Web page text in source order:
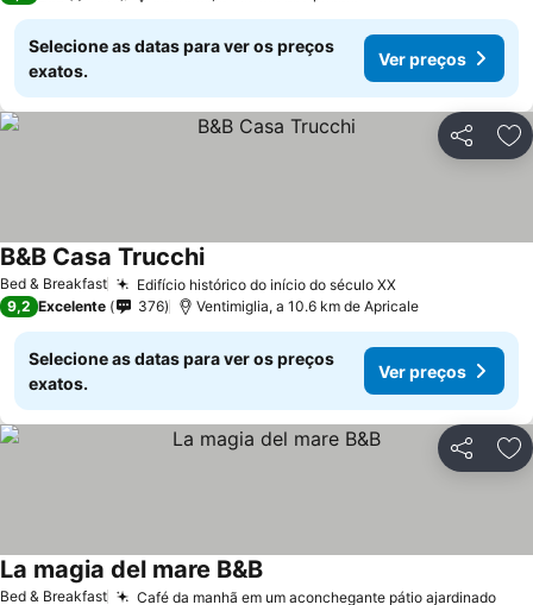
Selecione as datas para ver os preços
exatos.
Ver preços
Partilhar
Bed & Breakfast Edifício histórico do início do século XX
B&B Casa Trucchi
9,2 Excelente 376 Ventimiglia, a 10.6 km de Apricale
Selecione as datas para ver os preços
exatos.
Ver preços
Partilhar
Bed & Breakfast Café da manhã em um aconchegante pátio ajardinado
La magia del mare B&B